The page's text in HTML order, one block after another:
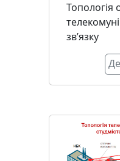
Топологія
зв’язку